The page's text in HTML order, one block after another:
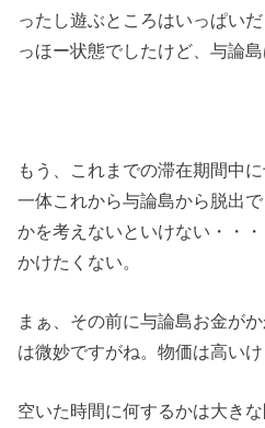
ったし遊ぶところはいっぱい
っほー状態でしたけど、与論島
もう、これまでの滞在期間中
一体これから与論島から脱出
かを考えないといけない・・
かけたくない。
まぁ、その前に与論島お金が
は微妙ですがね。物価は高いけ
空いた時間に何するかは大きな